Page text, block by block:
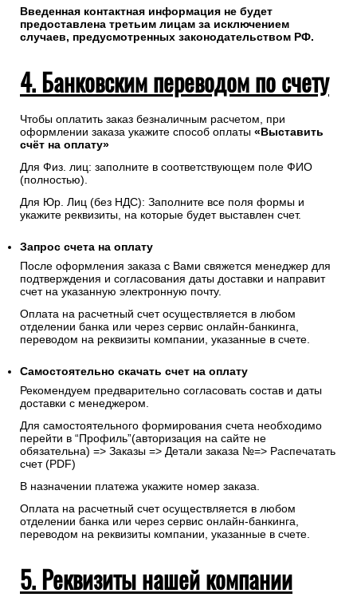
Введенная контактная информация не будет
предоставлена третьим лицам за исключением
случаев, предусмотренных законодательством РФ.
4. Банковским переводом по счету
Чтобы оплатить заказ безналичным расчетом, при
оформлении заказа укажите способ оплаты «Выставить
счёт на оплату»
Для Физ. лиц: заполните в соответствующем поле ФИО
(полностью).
Для Юр. Лиц (без НДС): Заполните все поля формы и
укажите реквизиты, на которые будет выставлен счет.
Запрос счета на оплату
После оформления заказа с Вами свяжется менеджер для
подтверждения и согласования даты доставки и направит
счет на указанную электронную почту.
Оплата на расчетный счет осуществляется в любом
отделении банка или через сервис онлайн-банкинга,
переводом на реквизиты компании, указанные в счете.
Самостоятельно скачать счет на оплату
Рекомендуем предварительно согласовать состав и даты
доставки с менеджером.
Для самостоятельного формирования счета необходимо
перейти в “Профиль”(авторизация на сайте не
обязательна) => Заказы => Детали заказа №=> Распечатать
счет (PDF)
В назначении платежа укажите номер заказа.
Оплата на расчетный счет осуществляется в любом
отделении банка или через сервис онлайн-банкинга,
переводом на реквизиты компании, указанные в счете.
5. Реквизиты нашей компании